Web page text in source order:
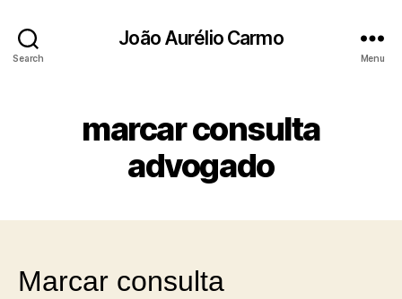
Search
João Aurélio Carmo
Menu
marcar consulta
advogado